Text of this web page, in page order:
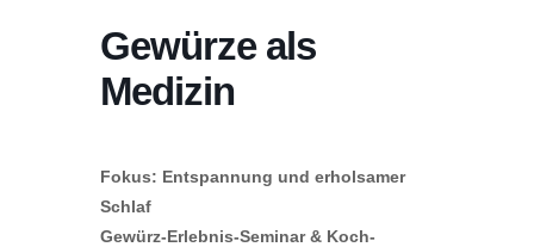
Gewürze als
Medizin
Fokus: Entspannung und erholsamer
Schlaf
Gewürz-Erlebnis-Seminar & Koch-